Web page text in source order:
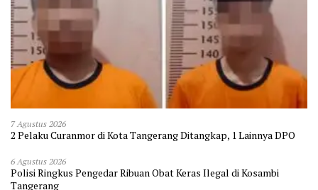
7 Agustus 2026
2 Pelaku Curanmor di Kota Tangerang Ditangkap, 1 Lainnya DPO
6 Agustus 2026
Polisi Ringkus Pengedar Ribuan Obat Keras Ilegal di Kosambi
Tangerang